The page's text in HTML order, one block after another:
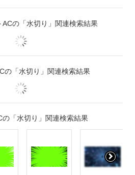
ACの「水切り」関連検索結果
の「水切り」関連検索結果
の「水切り」関連検索結果